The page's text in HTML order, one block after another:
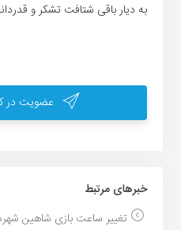
به دیار باقی شتافت تشکر و
عضویت در
خبر‌های مرتبط
تغییر ساعت بازی شاهین